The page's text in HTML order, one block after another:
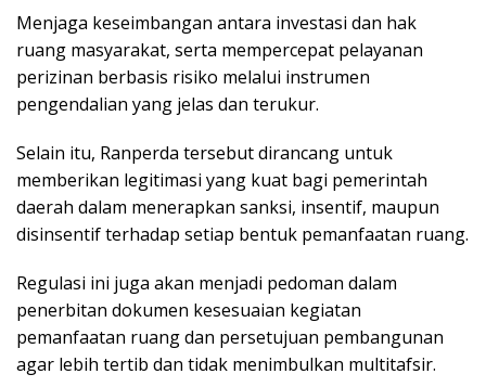
Menjaga keseimbangan antara investasi dan hak
ruang masyarakat, serta mempercepat pelayanan
perizinan berbasis risiko melalui instrumen
pengendalian yang jelas dan terukur.
Selain itu, Ranperda tersebut dirancang untuk
memberikan legitimasi yang kuat bagi pemerintah
daerah dalam menerapkan sanksi, insentif, maupun
disinsentif terhadap setiap bentuk pemanfaatan ruang.
Regulasi ini juga akan menjadi pedoman dalam
penerbitan dokumen kesesuaian kegiatan
pemanfaatan ruang dan persetujuan pembangunan
agar lebih tertib dan tidak menimbulkan multitafsir.